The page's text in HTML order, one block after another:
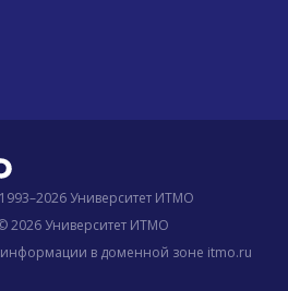
Университет ИТМО
2026 Университет ИТМО
в доменной зоне itmo.ru